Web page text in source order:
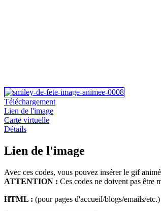
Téléchargement
Lien de l'image
Carte virtuelle
Détails
Lien de l'image
Avec ces codes, vous pouvez insérer le gif
ATTENTION : Ces codes ne doivent pas être
HTML : (pour pages d'accueil/blogs/emails/etc.)